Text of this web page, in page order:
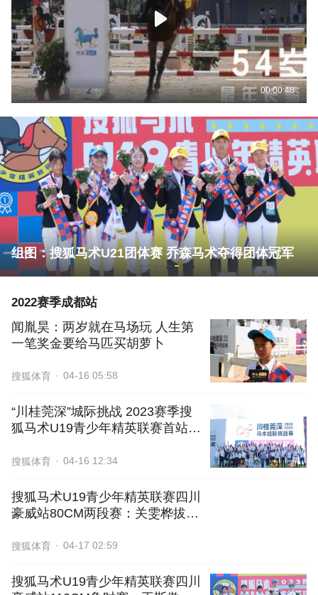
00:00:48
组图：搜狐马术U21团体赛 乔森马术夺得团体冠军
2022赛季成都站
闻胤昊：两岁就在马场玩 人生第
一笔奖金要给马匹买胡萝卜
搜狐体育 04-16 05:58
“川桂莞深”城际挑战 2023赛季搜
狐马术U19青少年精英联赛首站落
搜狐体育 04-16 12:34
搜狐马术U19青少年精英联赛四川
豪威站80CM两段赛：关雯桦拔得
搜狐体育 04-17 02:59
搜狐马术U19青少年精英联赛四川